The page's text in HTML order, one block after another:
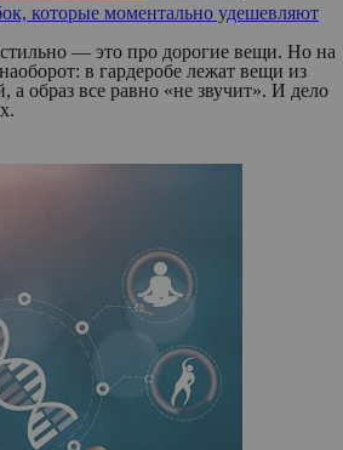
которые моментально удешевляют
— это про дорогие вещи. Но на
в гардеробе лежат вещи из
а образ все равно «не звучит». И дело